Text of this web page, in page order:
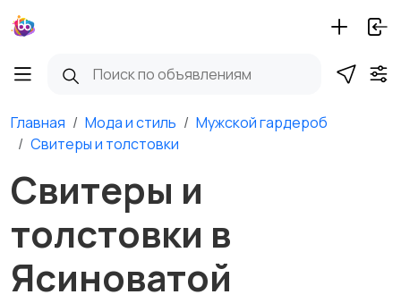
Главная Мода и стиль
Мужской гардероб
Свитеры и толстовки
Свитеры и
толстовки в
Ясиноватой